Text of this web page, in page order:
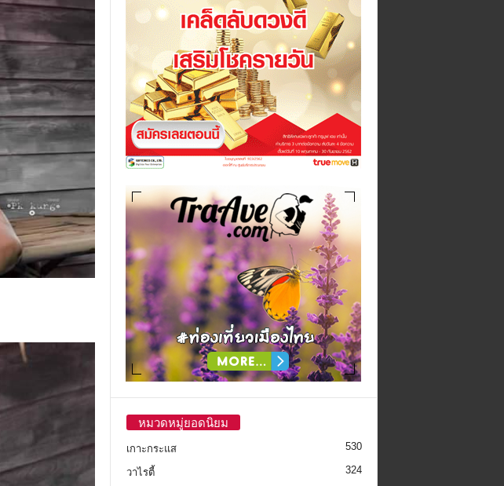
หมวดหมู่ยอดนิยม
เกาะกระแส 530
วาไรตี้ 324